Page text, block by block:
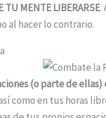
MENTE LIBERARSE.
al hacer lo contrario.
(o parte de
como en tus horas